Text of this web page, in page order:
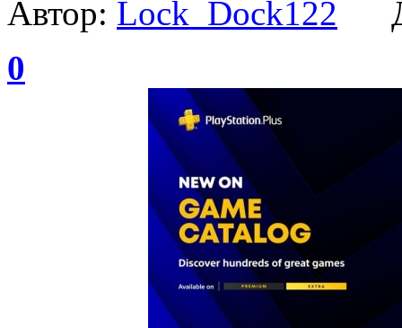
Автор: Lock_Dock122
0